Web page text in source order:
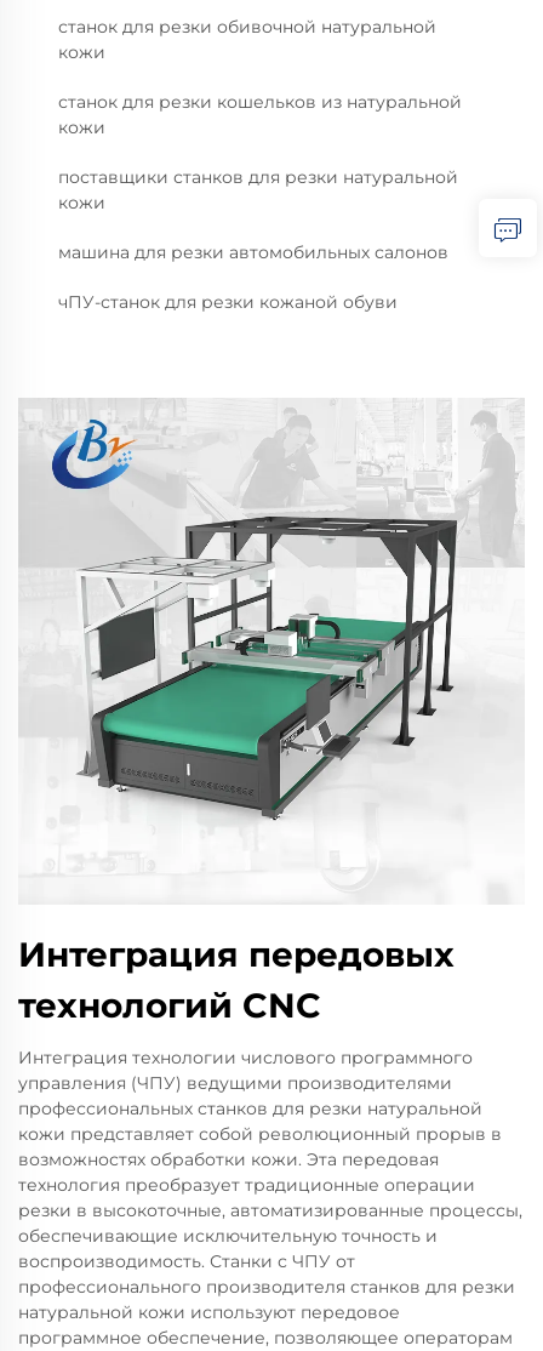
станок для резки обивочной натуральной
кожи
станок для резки кошельков из натуральной
кожи
поставщики станков для резки натуральной
кожи
машина для резки автомобильных салонов
чПУ-станок для резки кожаной обуви
Интеграция передовых
технологий CNC
Интеграция технологии числового программного
управления (ЧПУ) ведущими производителями
профессиональных станков для резки натуральной
кожи представляет собой революционный прорыв в
возможностях обработки кожи. Эта передовая
технология преобразует традиционные операции
резки в высокоточные, автоматизированные процессы,
обеспечивающие исключительную точность и
воспроизводимость. Станки с ЧПУ от
профессионального производителя станков для резки
натуральной кожи используют передовое
программное обеспечение, позволяющее операторам